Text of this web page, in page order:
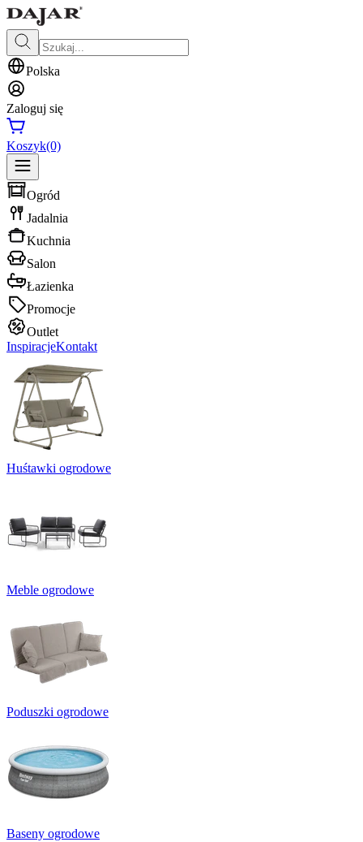
Polska
Zaloguj się
Koszyk(0)
Ogród
Jadalnia
Kuchnia
Salon
Łazienka
Promocje
Outlet
InspiracjeKontakt
Huśtawki ogrodowe
Meble ogrodowe
Poduszki ogrodowe
Baseny ogrodowe